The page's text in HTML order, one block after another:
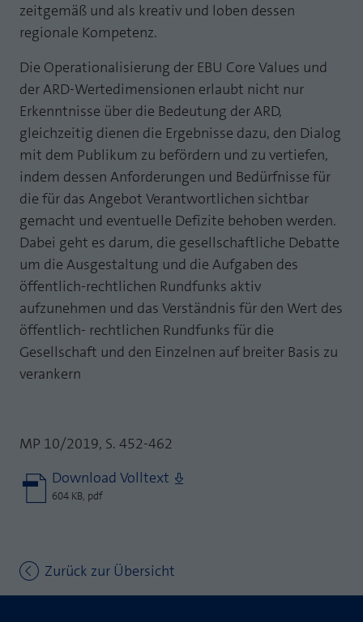
zeitgemäß und als kreativ und loben dessen
regionale Kompetenz.
Die Operationalisierung der EBU Core Values und
der ARD-Wertedimensionen erlaubt nicht nur
Erkenntnisse über die Bedeutung der ARD,
gleichzeitig dienen die Ergebnisse dazu, den Dialog
mit dem Publikum zu befördern und zu vertiefen,
indem dessen Anforderungen und Bedürfnisse für
die für das Angebot Verantwortlichen sichtbar
gemacht und eventuelle Defizite behoben werden.
Dabei geht es darum, die gesellschaftliche Debatte
um die Ausgestaltung und die Aufgaben des
öffentlich-rechtlichen Rundfunks aktiv
aufzunehmen und das Verständnis für den Wert des
öffentlich- rechtlichen Rundfunks für die
Gesellschaft und den Einzelnen auf breiter Basis zu
verankern
MP 10/2019, S. 452-462
Download Volltext
604 KB, pdf
Zurück zur Übersicht